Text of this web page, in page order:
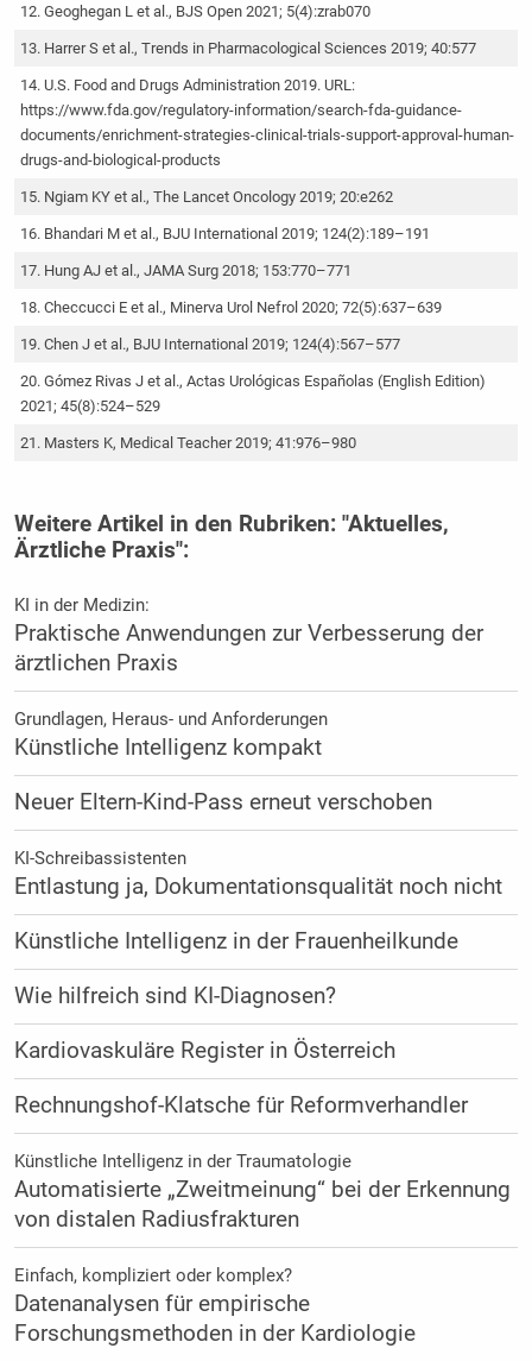
Geoghegan L et al., BJS Open 2021; 5(4):zrab070
Harrer S et al., Trends in Pharmacological Sciences 2019; 40:577
U.S. Food and Drugs Administration 2019. URL:
https://www.fda.gov/regulatory-information/search-fda-guidance-
documents/enrichment-strategies-clinical-trials-support-approval-human-
drugs-and-biological-products
Ngiam KY et al., The Lancet Oncology 2019; 20:e262
Bhandari M et al., BJU International 2019; 124(2):189–191
Hung AJ et al., JAMA Surg 2018; 153:770–771
Checcucci E et al., Minerva Urol Nefrol 2020; 72(5):637–639
Chen J et al., BJU International 2019; 124(4):567–577
Gómez Rivas J et al., Actas Urológicas Españolas (English Edition)
2021; 45(8):524–529
Masters K, Medical Teacher 2019; 41:976–980
Weitere Artikel in den Rubriken: "Aktuelles,
Ärztliche Praxis":
KI in der Medizin:
Praktische Anwendungen zur Verbesserung der
ärztlichen Praxis
Grundlagen, Heraus- und Anforderungen
Künstliche Intelligenz kompakt
Neuer Eltern-Kind-Pass erneut verschoben
KI-Schreibassistenten
Entlastung ja, Dokumentationsqualität noch nicht
Künstliche Intelligenz in der Frauenheilkunde
Wie hilfreich sind KI-Diagnosen?
Kardiovaskuläre Register in Österreich
Rechnungshof-Klatsche für Reformverhandler
Künstliche Intelligenz in der Traumatologie
Automatisierte „Zweitmeinung“ bei der Erkennung
von distalen Radiusfrakturen
Einfach, kompliziert oder komplex?
Datenanalysen für empirische
Forschungsmethoden in der Kardiologie